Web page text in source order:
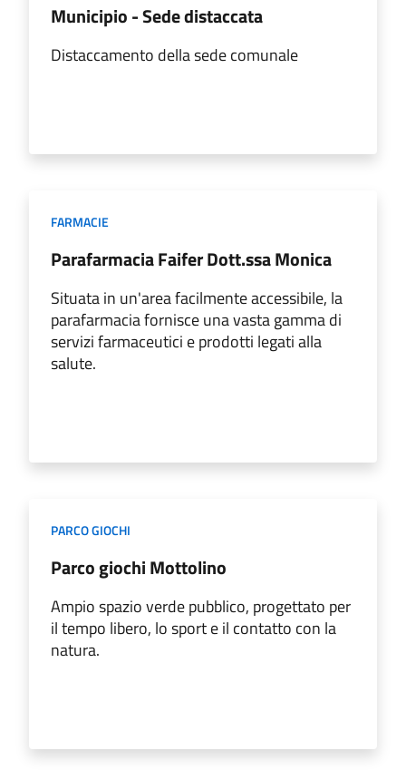
Municipio - Sede distaccata
Distaccamento della sede comunale
FARMACIE
Parafarmacia Faifer Dott.ssa Monica
Situata in un'area facilmente accessibile, la
parafarmacia fornisce una vasta gamma di
servizi farmaceutici e prodotti legati alla
salute.
PARCO GIOCHI
Parco giochi Mottolino
Ampio spazio verde pubblico, progettato per
il tempo libero, lo sport e il contatto con la
natura.